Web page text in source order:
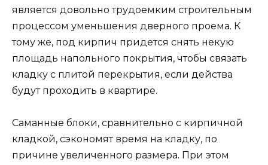
является довольно трудоемким строительным
процессом уменьшения дверного проема. К
тому же, под кирпич придется снять некую
площадь напольного покрытия, чтобы связать
кладку с плитой перекрытия, если действа
будут проходить в квартире.
Саманные блоки, сравнительно с кирпичной
кладкой, сэкономят время на кладку, по
причине увеличенного размера. При этом